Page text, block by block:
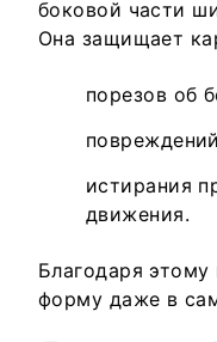
боковой части
Она защищает
порезов об
истирания
движения.
Благодаря этому
форму даже в